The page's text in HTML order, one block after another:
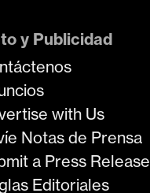
y Publicidad
with Us
Notas de Prensa
a Press Release
Editoriales